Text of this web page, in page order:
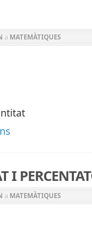
a MATEMÀTIQUES
I
a MATEMÀTIQUES